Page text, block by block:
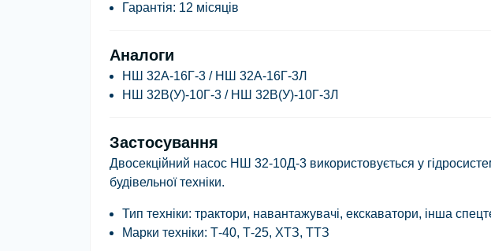
Гарантія: 12 місяців
Аналоги
НШ 32А-16Г-3 / НШ 32А-16Г-3Л
НШ 32В(У)-10Г-3 / НШ 32В(У)-10Г-3Л
Застосування
Двосекційний насос НШ 32-10Д-3 використовується у
будівельної техніки.
Тип техніки: трактори, навантажувачі, екскаватори, інша
Марки техніки: Т-40, Т-25, ХТЗ, ТТЗ